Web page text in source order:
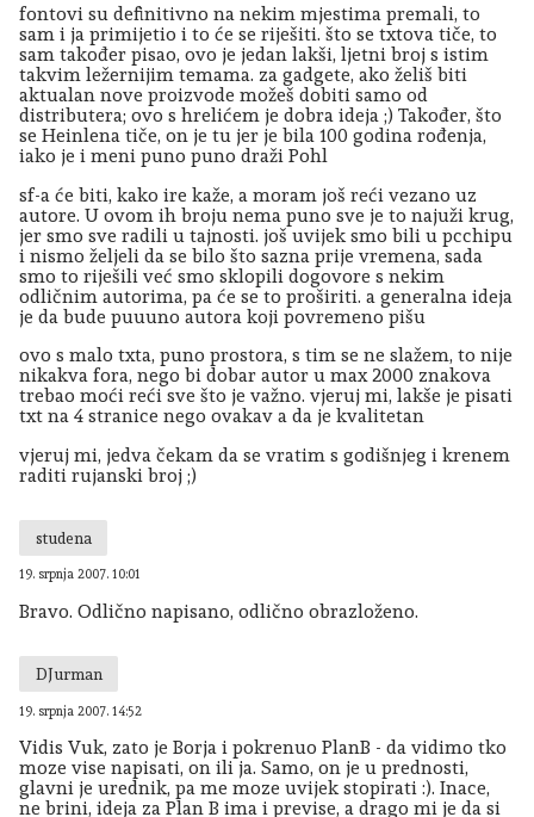
fontovi su definitivno na nekim mjestima premali, to
sam i ja primijetio i to će se riješiti. što se txtova tiče, to
sam također pisao, ovo je jedan lakši, ljetni broj s istim
takvim ležernijim temama. za gadgete, ako želiš biti
aktualan nove proizvode možeš dobiti samo od
distributera; ovo s hrelićem je dobra ideja ;) Također, što
se Heinlena tiče, on je tu jer je bila 100 godina rođenja,
iako je i meni puno puno draži Pohl
sf-a će biti, kako ire kaže, a moram još reći vezano uz
autore. U ovom ih broju nema puno sve je to najuži krug,
jer smo sve radili u tajnosti. još uvijek smo bili u pcchipu
i nismo željeli da se bilo što sazna prije vremena, sada
smo to riješili već smo sklopili dogovore s nekim
odličnim autorima, pa će se to proširiti. a generalna ideja
je da bude puuuno autora koji povremeno pišu
ovo s malo txta, puno prostora, s tim se ne slažem, to nije
nikakva fora, nego bi dobar autor u max 2000 znakova
trebao moći reći sve što je važno. vjeruj mi, lakše je pisati
txt na 4 stranice nego ovakav a da je kvalitetan
vjeruj mi, jedva čekam da se vratim s godišnjeg i krenem
raditi rujanski broj ;)
studena
19. srpnja 2007. 10:01
Bravo. Odlično napisano, odlično obrazloženo.
DJurman
19. srpnja 2007. 14:52
Vidis Vuk, zato je Borja i pokrenuo PlanB - da vidimo tko
moze vise napisati, on ili ja. Samo, on je u prednosti,
glavni je urednik, pa me moze uvijek stopirati :). Inace,
ne brini, ideja za Plan B ima i previse, a drago mi je da si